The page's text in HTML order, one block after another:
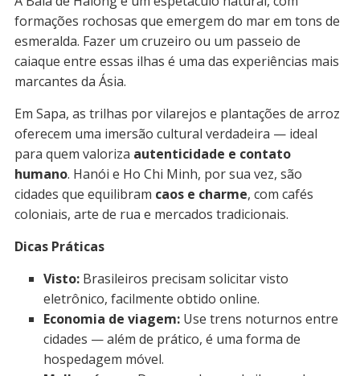
formações rochosas que emergem do mar em tons de
esmeralda. Fazer um cruzeiro ou um passeio de
caiaque entre essas ilhas é uma das experiências mais
marcantes da Ásia.
Em Sapa, as trilhas por vilarejos e plantações de arroz
oferecem uma imersão cultural verdadeira — ideal
para quem valoriza autenticidade e contato
humano. Hanói e Ho Chi Minh, por sua vez, são
cidades que equilibram caos e charme, com cafés
coloniais, arte de rua e mercados tradicionais.
Dicas Práticas
Visto:Brasileiros precisam solicitar visto
eletrônico, facilmente obtido online.
Economia de viagem:Use trens noturnos entre
cidades — além de prático, é uma forma de
hospedagem móvel.